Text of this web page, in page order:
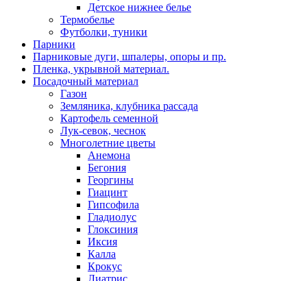
Детское нижнее белье
Термобелье
Футболки, туники
Парники
Парниковые дуги, шпалеры, опоры и пр.
Пленка, укрывной материал.
Посадочный материал
Газон
Земляника, клубника рассада
Картофель семенной
Лук-севок, чеснок
Многолетние цветы
Анемона
Бегония
Георгины
Гиацинт
Гипсофила
Гладиолус
Глоксиния
Иксия
Калла
Крокус
Лиатрис